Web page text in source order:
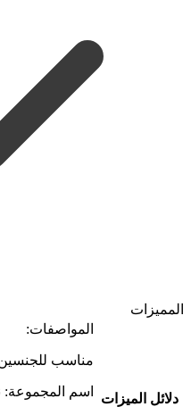
المميزات
دلائل الميزات
المواصفات:
مناسب
اسم